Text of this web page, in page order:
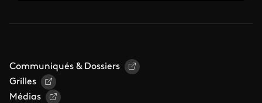
Communiqués & Dossiers
Grilles
Médias